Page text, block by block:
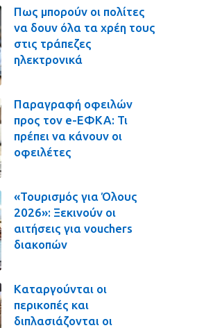
Πως μπορούν οι πολίτες
να δουν όλα τα χρέη τους
στις τράπεζες
ηλεκτρονικά
Παραγραφή οφειλών
προς τον e-ΕΦΚΑ: Τι
πρέπει να κάνουν οι
οφειλέτες
«Τουρισμός για Όλους
2026»: Ξεκινούν οι
αιτήσεις για vouchers
διακοπών
Καταργούνται οι
περικοπές και
διπλασιάζονται οι